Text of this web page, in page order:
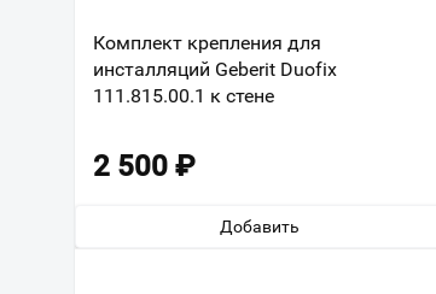
Комплект крепления для
инсталляций Geberit Duofix
111.815.00.1 к стене
2 500 ₽
Добавить